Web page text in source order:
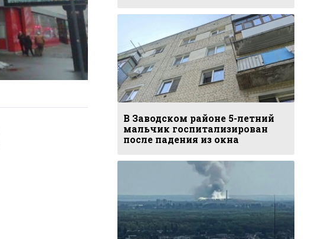
В Заводском районе 5-летний
мальчик госпитализирован
после падения из окна